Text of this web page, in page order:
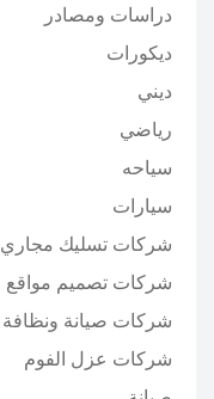
دراسات ومصادر
ديكورات
ديني
رياضي
سياحه
سيارات
شركات تسليك مجاري
شركات تصميم مواقع
شركات صيانة ونظافة
شركات عزل الفوم